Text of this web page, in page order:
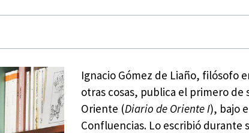
Ignacio Gómez de Liaño, filósofo
otras cosas, publica el primero de
Oriente (Diario de Oriente I), bajo
Confluencias. Lo escribió durante